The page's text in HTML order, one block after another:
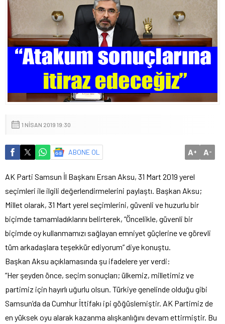
1 NISAN 2019 19:30
ABONE OL A+ A-
AK Parti Samsun İl Başkanı Ersan Aksu, 31 Mart 2019 yerel
seçimleri ile ilgili değerlendirmelerini paylaştı. Başkan Aksu;
Millet olarak, 31 Mart yerel seçimlerini, güvenli ve huzurlu bir
biçimde tamamladıklarını belirterek, “Öncelikle, güvenli bir
biçimde oy kullanmamızı sağlayan emniyet güçlerine ve görevli
tüm arkadaşlara teşekkür ediyorum” diye konuştu.
Başkan Aksu açıklamasında şu ifadelere yer verdi:
“Her şeyden önce, seçim sonuçları; ülkemiz, milletimiz ve
partimiz için hayırlı uğurlu olsun. Türkiye genelinde olduğu gibi
Samsun’da da Cumhur İttifakı ipi göğüslemiştir. AK Partimiz de
en yüksek oyu alarak kazanma alışkanlığını devam ettirmiştir. Bu